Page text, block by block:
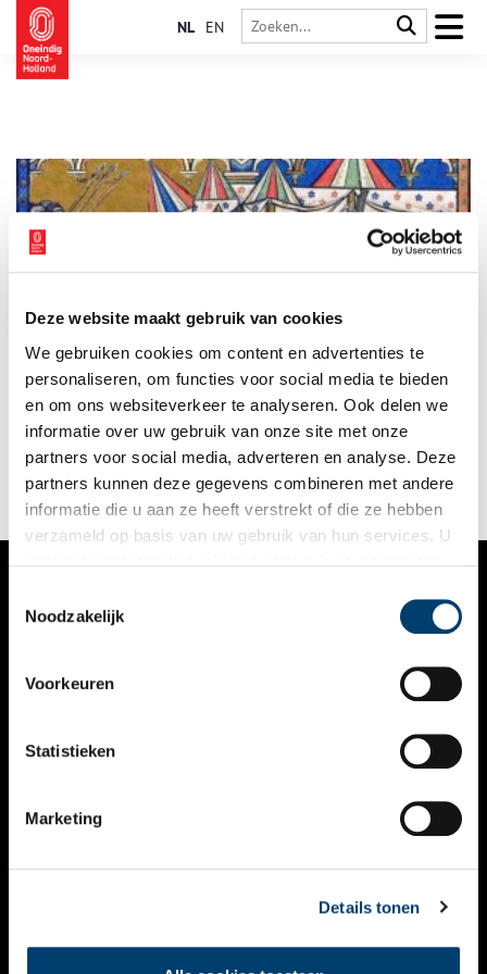
Deze website maakt gebruik van cookies
We gebruiken cookies om content en advertenties te
personaliseren, om functies voor social media te bieden
en om ons websiteverkeer te analyseren. Ook delen we
informatie over uw gebruik van onze site met onze
partners voor social media, adverteren en analyse. Deze
partners kunnen deze gegevens combineren met andere
informatie die u aan ze heeft verstrekt of die ze hebben
verzameld op basis van uw gebruik van hun services. U
Noodzakelijk
Voorkeuren
Statistieken
Marketing
Details tonen
NL EN
De middeleeuwse kronieken staan vol met fantastische
beschrijvingen over hoe koningen, bisschoppen en graven aan
hun eind kwamen. Veelal stierven ze een gewelddadige dood
door toedoen van iemand anders. Maar wat is feit en wat is
fictie? Op donderdag 13 juni wordt in Huis van Hilde het boek
‘Moord ende doodslag’ van Kees Nieuwenhuijsen besproken
met een lezing van de auteur zelf.
1 min
VERHALEN
KALENDER
THEMA’S
VIDEO’S
CONTACT